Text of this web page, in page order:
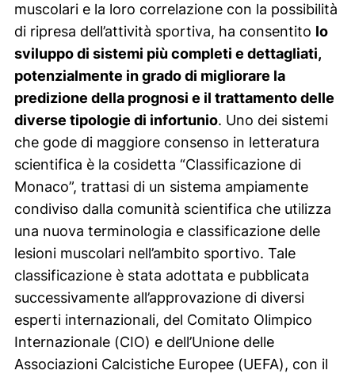
muscolari e la loro correlazione con la possibilità
di ripresa dell’attività sportiva, ha consentito lo
sviluppo di sistemi più completi e dettagliati,
potenzialmente in grado di migliorare la
predizione della prognosi e il trattamento delle
diverse tipologie di infortunio. Uno dei sistemi
che gode di maggiore consenso in letteratura
scientifica è la cosidetta “Classificazione di
Monaco”, trattasi di un sistema ampiamente
condiviso dalla comunità scientifica che utilizza
una nuova terminologia e classificazione delle
lesioni muscolari nell’ambito sportivo. Tale
classificazione è stata adottata e pubblicata
successivamente all’approvazione di diversi
esperti internazionali, del Comitato Olimpico
Internazionale (CIO) e dell’Unione delle
Associazioni Calcistiche Europee (UEFA), con il